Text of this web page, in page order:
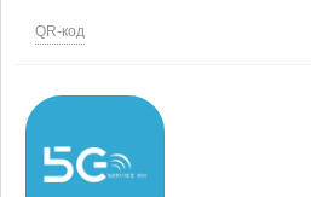
QR-код